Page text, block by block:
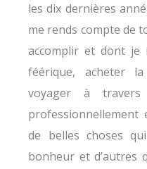
les dix dernières
me rends compte de
accomplir et dont je
féérique, acheter
voyager à travers
de belles choses
bonheur et d’autres